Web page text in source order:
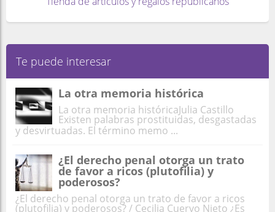
Te puede interesar
La otra memoria histórica
La otra memoria históricaJulia Castillo
Existen palabras prostituidas, desgastadas
y desvirtuadas. El término memo ...
¿El derecho penal otorga un trato
de favor a ricos (plutofilia) y
poderosos?
¿El derecho penal otorga un trato de favor a ricos
(plutofilia) y poderosos? / Cecilia Cuervo Nieto ¿Es